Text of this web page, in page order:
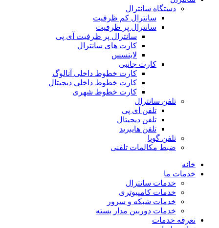
دستگاه سانترال
سانترال کم ظرفیت
سانترال پر ظرفیت
سانترال پر ظرفیت آی پی
کارت های سانترال
لاینسس
کارت جانبی
کارت خطوط داخلی آنالوگ
کارت خطوط داخلی دیجیتال
کارت خطوط شهری
تلفن سانترال
تلفن آی پی
تلفن دیجیتال
تلفن هایبرید
تلفن گویا
ضبط مکالمات تلفنی
خانه
خدمات ما
خدمات سانترال
خدمات کامپیوتری
خدمات شبکه و سرور
خدمات دوربین مدار بسته
تعرفه خدمات